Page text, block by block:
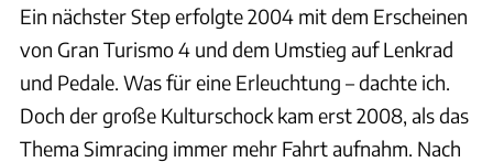
Ein nächster Step erfolgte 2004 mit dem Erscheinen
von Gran Turismo 4 und dem Umstieg auf Lenkrad
und Pedale. Was für eine Erleuchtung – dachte ich.
Doch der große Kulturschock kam erst 2008, als das
Thema Simracing immer mehr Fahrt aufnahm. Nach